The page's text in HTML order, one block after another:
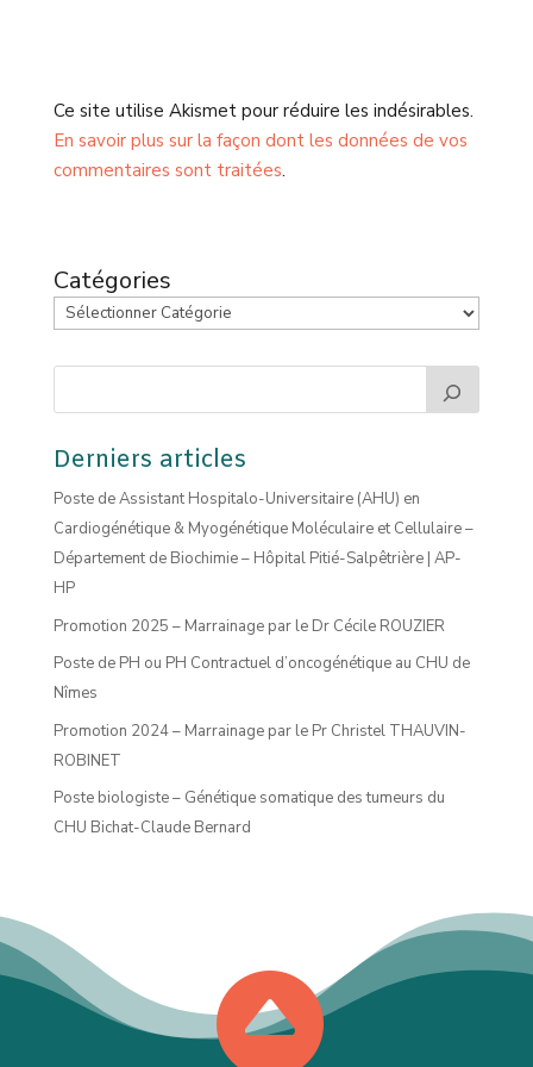
Ce site utilise Akismet pour réduire les indésirables.
En savoir plus sur la façon dont les données de vos
commentaires sont traitées.
Catégories
Derniers articles
Poste de Assistant Hospitalo-Universitaire (AHU) en
Cardiogénétique & Myogénétique Moléculaire et Cellulaire –
Département de Biochimie – Hôpital Pitié-Salpêtrière | AP-
HP
Promotion 2025 – Marrainage par le Dr Cécile ROUZIER
Poste de PH ou PH Contractuel d’oncogénétique au CHU de
Nîmes
Promotion 2024 – Marrainage par le Pr Christel THAUVIN-
ROBINET
Poste biologiste – Génétique somatique des tumeurs du
CHU Bichat-Claude Bernard
